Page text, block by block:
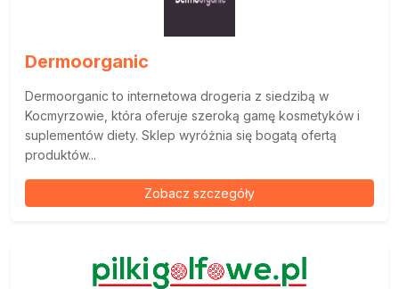
Dermoorganic
Dermoorganic to internetowa drogeria z siedzibą w
Kocmyrzowie, która oferuje szeroką gamę kosmetyków i
suplementów diety. Sklep wyróżnia się bogatą ofertą
produktów...
Zobacz szczegóły